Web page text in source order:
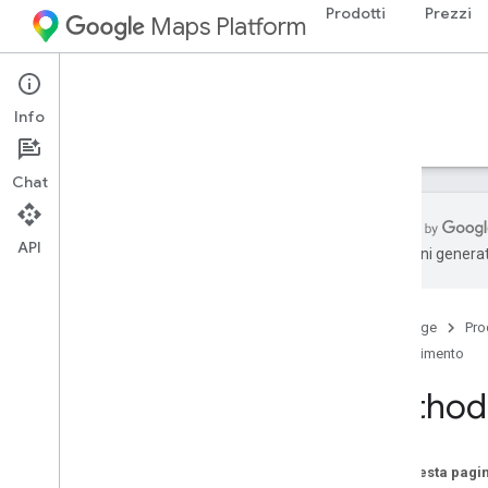
Maps Platform Prodotti Prezzi
Web Services
Guide
traduzioni
Home page
Riferimento
Su questa
Info
Chat
API